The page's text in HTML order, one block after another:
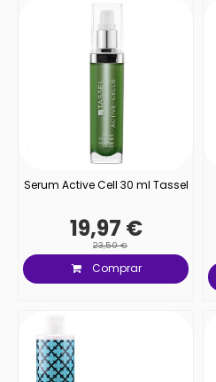
Serum Active Cell 30 ml Tassel
19,97 €
23,50 €
Comprar